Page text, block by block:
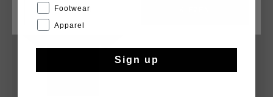
CANCEL
Footwear
Apparel
Sign up